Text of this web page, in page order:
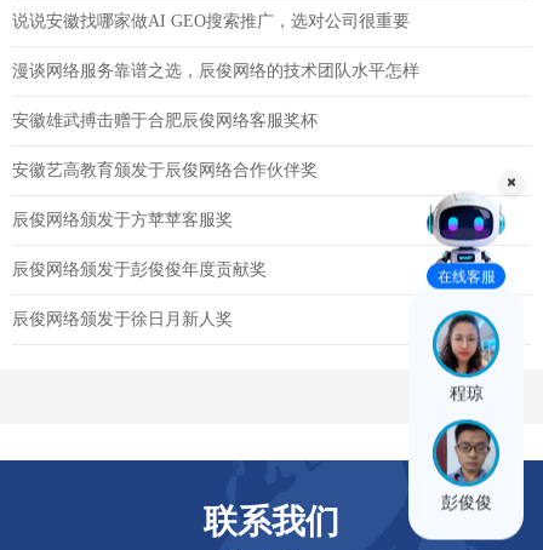
说说安徽找哪家做AI GEO搜索推广，选对公司很重要
漫谈网络服务靠谱之选，辰俊网络的技术团队水平怎样
安徽雄武搏击赠于合肥辰俊网络客服奖杯
安徽艺高教育颁发于辰俊网络合作伙伴奖
辰俊网络颁发于方苹苹客服奖
辰俊网络颁发于彭俊俊年度贡献奖
辰俊网络颁发于徐日月新人奖
联系我们
在线客服
程琼
彭俊俊